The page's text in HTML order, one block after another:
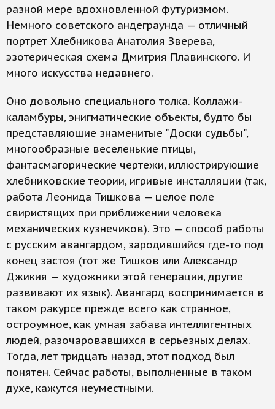
разной мере вдохновленной футуризмом.
Немного советского андеграунда — отличный
портрет Хлебникова Анатолия Зверева,
эзотерическая схема Дмитрия Плавинского. И
много искусства недавнего.
Оно довольно специального толка. Коллажи-
каламбуры, энигматические объекты, будто бы
представляющие знаменитые "Доски судьбы",
многообразные веселенькие птицы,
фантасмагорические чертежи, иллюстрирующие
хлебниковские теории, игривые инсталляции (так,
работа Леонида Тишкова — целое поле
свиристящих при приближении человека
механических кузнечиков). Это — способ работы
с русским авангардом, зародившийся где-то под
конец застоя (тот же Тишков или Александр
Джикия — художники этой генерации, другие
развивают их язык). Авангард воспринимается в
таком ракурсе прежде всего как странное,
остроумное, как умная забава интеллигентных
людей, разочаровавшихся в серьезных делах.
Тогда, лет тридцать назад, этот подход был
понятен. Сейчас работы, выполненные в таком
духе, кажутся неуместными.